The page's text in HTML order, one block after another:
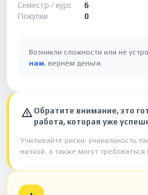
Семестр / курс
6
Покупки
0
Возникли сложности или не
нам, вернём деньги.
Обратите внимание, это
работа, которая уже
Учитывайте риски: уникальность
низкой, а также могут